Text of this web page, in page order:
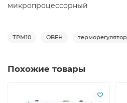
микропроцессорный
ТРМ10 ОВЕН терморегулятор
Похожие товары